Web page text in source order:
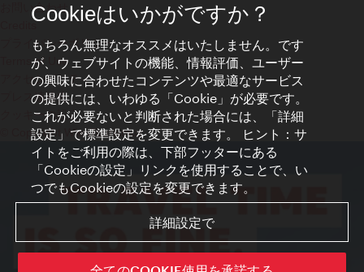
お問い合わせ
Credits
プライバシーポリシー
Terms of Use
アクセシビリティ
プレス連絡先
クッキーの設定
© Copyright WienTourismus
Cookieはいかがですか？
もちろん無理なオススメはいたしません。です
が、ウェブサイトの機能、情報評価、ユーザー
の興味に合わせたコンテンツや最適なサービス
の提供には、いわゆる「Cookie」が必要です。
これが必要ないと判断された場合には、「詳細
設定」で標準設定を変更できます。 ヒント：サ
イトをご利用の際は、下部フッターにある
「Cookieの設定」リンクを使用することで、い
つでもCookieの設定を変更できます。
詳細設定で